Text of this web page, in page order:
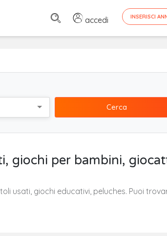
accedi INSERISCI
Cerca
giochi per bambini,
usati, giochi educativi, peluches. Puoi